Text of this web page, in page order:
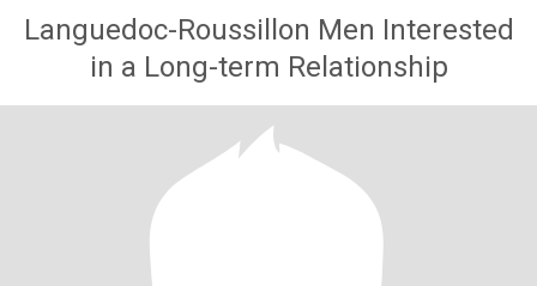
Languedoc-Roussillon Men Interested
in a Long-term Relationship